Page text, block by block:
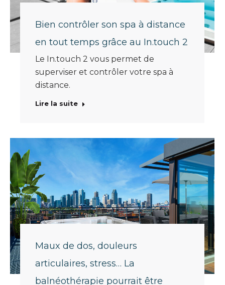
Bien contrôler son spa à distance
en tout temps grâce au In.touch 2
Le In.touch 2 vous permet de
superviser et contrôler votre spa à
distance.
Lire la suite
Maux de dos, douleurs
articulaires, stress… La
balnéothérapie pourrait être